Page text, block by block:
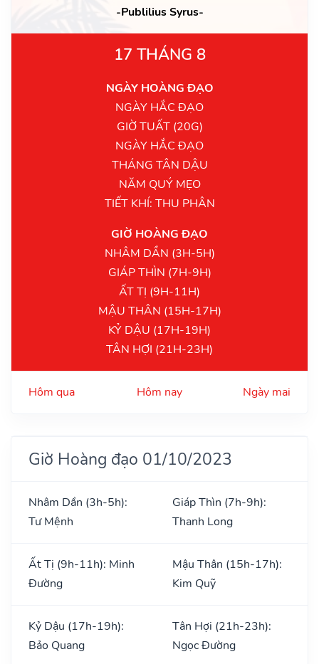
-Publilius Syrus-
17 THÁNG 8
NGÀY HOÀNG ĐẠO
NGÀY HẮC ĐẠO
GIỜ TUẤT (20G)
NGÀY HẮC ĐẠO
THÁNG TÂN DẬU
NĂM QUÝ MẸO
TIẾT KHÍ: THU PHÂN
GIỜ HOÀNG ĐẠO
NHÂM DẦN (3H-5H)
GIÁP THÌN (7H-9H)
ẤT TỊ (9H-11H)
MẬU THÂN (15H-17H)
KỶ DẬU (17H-19H)
TÂN HỢI (21H-23H)
Hôm qua Hôm nay Ngày mai
Giờ Hoàng đạo 01/10/2023
Nhâm Dần (3h-5h):
Tư Mệnh
Giáp Thìn (7h-9h):
Thanh Long
Ất Tị (9h-11h): Minh
Đường
Mậu Thân (15h-17h):
Kim Quỹ
Kỷ Dậu (17h-19h):
Bảo Quang
Tân Hợi (21h-23h):
Ngọc Đường